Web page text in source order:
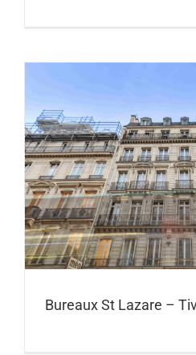
Bureaux St Lazare –